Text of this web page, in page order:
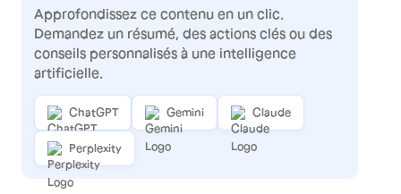
Approfondissez ce contenu en un clic.
Demandez un résumé, des actions clés ou des
conseils personnalisés à une intelligence
artificielle.
ChatGPT Gemini Claude
Perplexity